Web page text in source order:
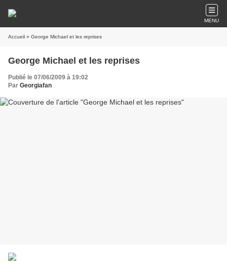
MENU
Accueil » George Michael et les reprises
George Michael et les reprises
Publié le 07/06/2009 à 19:02
Par Georgiafan